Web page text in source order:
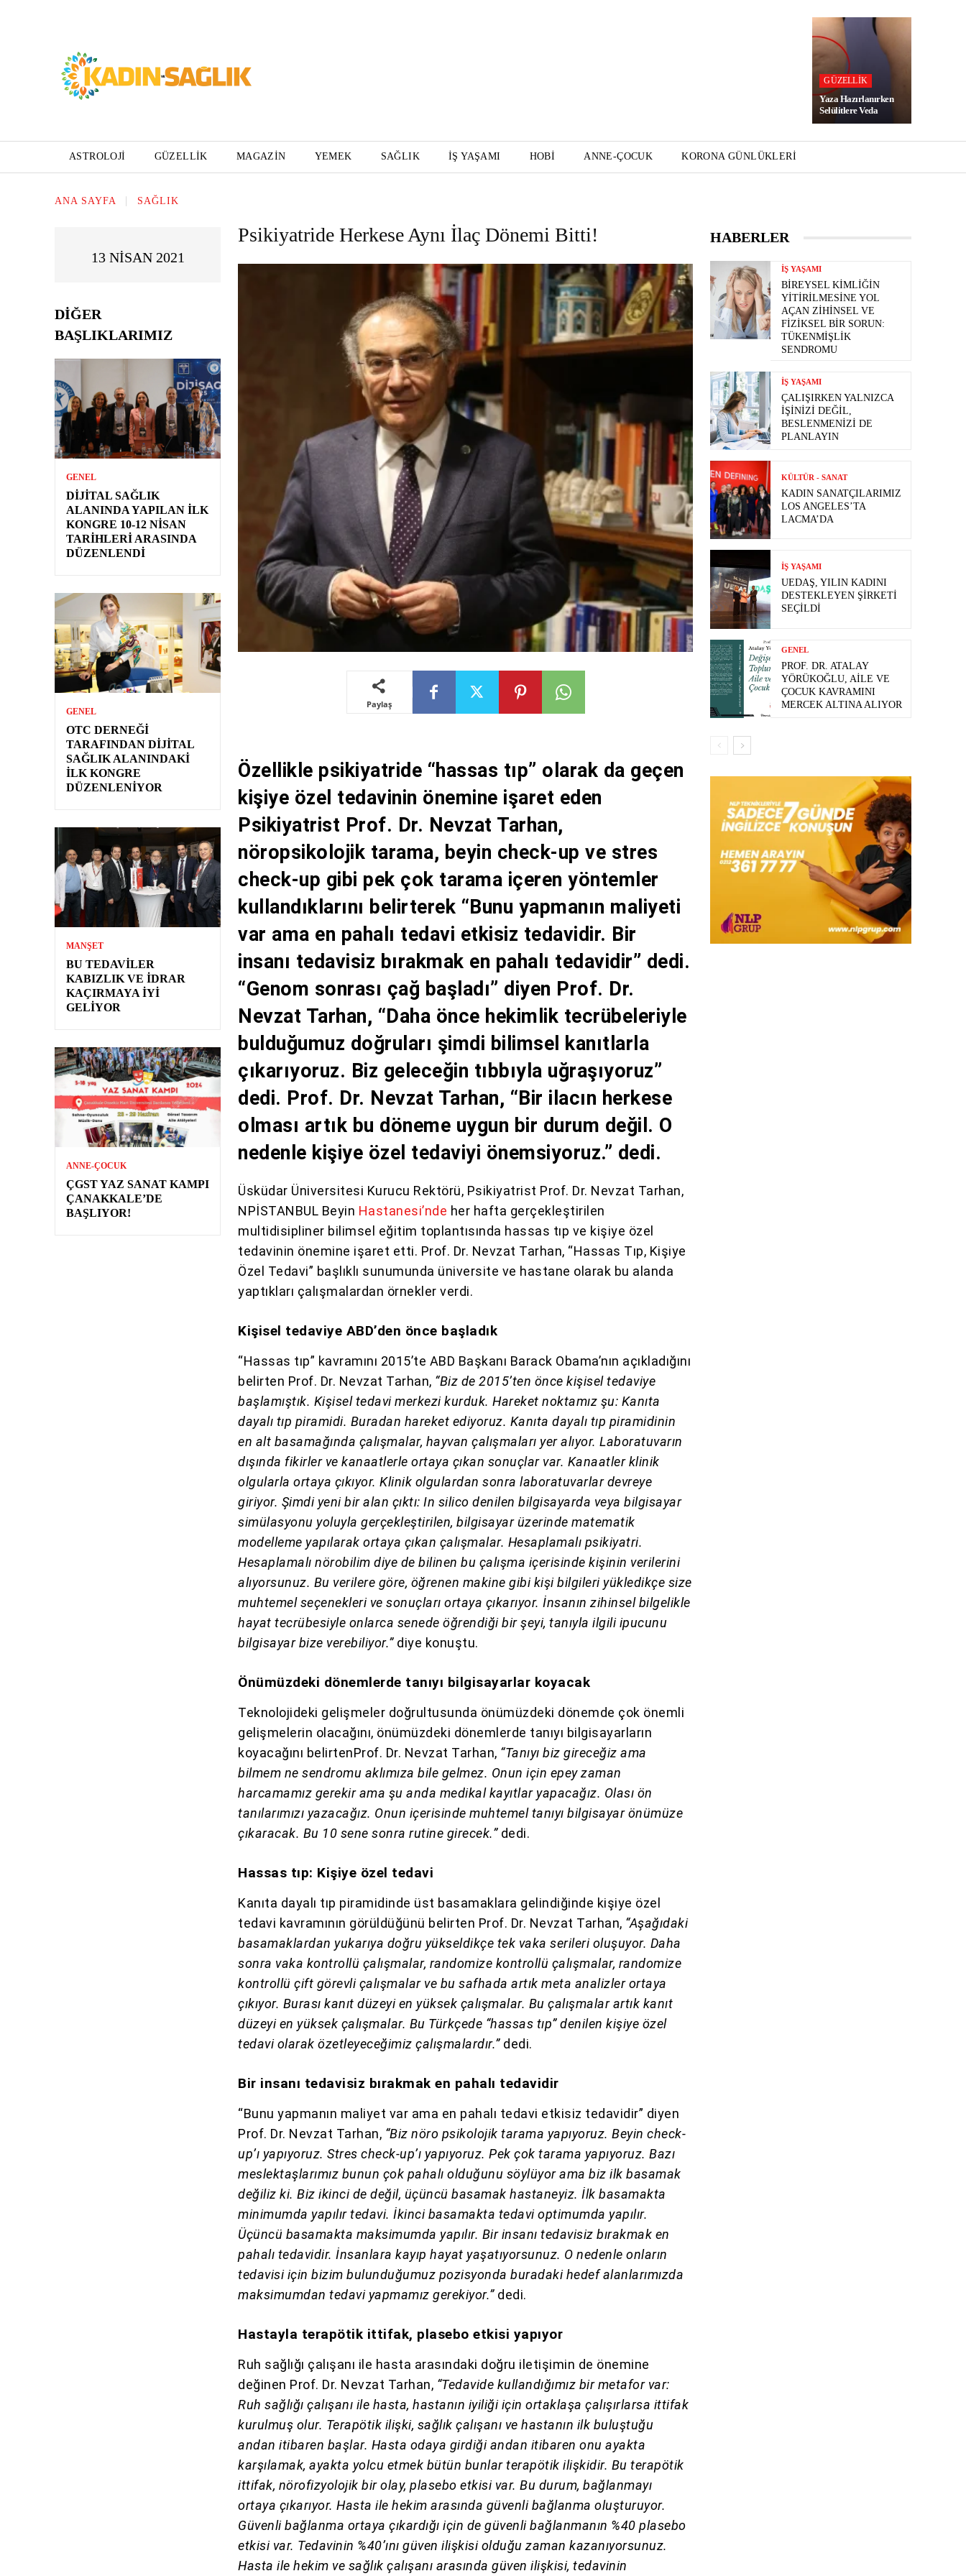
GÜZELLIK
Yaza Hazırlanırken
Selülitlere Veda
ASTROLOJI GÜZELLIK MAGAZIN YEMEK SAĞLIK İŞ YAŞAMI HOBI ANNE-ÇOCUK KORONA GÜNLÜKLERI
ANA SAYFA SAĞLIK
13 NISAN 2021
DIĞER
BAŞLIKLARIMIZ
GENEL
DIJITAL SAĞLIK
ALANINDA YAPILAN İLK
KONGRE 10-12 NISAN
TARIHLERI ARASINDA
DÜZENLENDI
GENEL
OTC DERNEĞI
TARAFINDAN DIJITAL
SAĞLIK ALANINDAKI
İLK KONGRE
DÜZENLENIYOR
MANŞET
BU TEDAVILER
KABIZLIK VE İDRAR
KAÇIRMAYA İYI
GELIYOR
ANNE-ÇOCUK
ÇGST YAZ SANAT KAMPI
ÇANAKKALE’DE
BAŞLIYOR!
Psikiyatride Herkese Aynı İlaç Dönemi Bitti!
Paylaş
Özellikle psikiyatride “hassas tıp” olarak da geçen
kişiye özel tedavinin önemine işaret eden
Psikiyatrist Prof. Dr. Nevzat Tarhan,
nöropsikolojik tarama, beyin check-up ve stres
check-up gibi pek çok tarama içeren yöntemler
kullandıklarını belirterek “Bunu yapmanın maliyeti
var ama en pahalı tedavi etkisiz tedavidir. Bir
insanı tedavisiz bırakmak en pahalı tedavidir” dedi.
“Genom sonrası çağ başladı” diyen Prof. Dr.
Nevzat Tarhan, “Daha önce hekimlik tecrübeleriyle
bulduğumuz doğruları şimdi bilimsel kanıtlarla
çıkarıyoruz. Biz geleceğin tıbbıyla uğraşıyoruz”
dedi. Prof. Dr. Nevzat Tarhan, “Bir ilacın herkese
olması artık bu döneme uygun bir durum değil. O
nedenle kişiye özel tedaviyi önemsiyoruz.” dedi.
Üsküdar Üniversitesi Kurucu Rektörü, Psikiyatrist Prof. Dr. Nevzat Tarhan,
NPİSTANBUL Beyin Hastanesi’nde her hafta gerçekleştirilen
multidisipliner bilimsel eğitim toplantısında hassas tıp ve kişiye özel
tedavinin önemine işaret etti. Prof. Dr. Nevzat Tarhan, “Hassas Tıp, Kişiye
Özel Tedavi” başlıklı sunumunda üniversite ve hastane olarak bu alanda
yaptıkları çalışmalardan örnekler verdi.
Kişisel tedaviye ABD’den önce başladık
“Hassas tıp” kavramını 2015’te ABD Başkanı Barack Obama’nın açıkladığını
belirten Prof. Dr. Nevzat Tarhan, “Biz de 2015’ten önce kişisel tedaviye
başlamıştık. Kişisel tedavi merkezi kurduk. Hareket noktamız şu: Kanıta
dayalı tıp piramidi. Buradan hareket ediyoruz. Kanıta dayalı tıp piramidinin
en alt basamağında çalışmalar, hayvan çalışmaları yer alıyor. Laboratuvarın
dışında fikirler ve kanaatlerle ortaya çıkan sonuçlar var. Kanaatler klinik
olgularla ortaya çıkıyor. Klinik olgulardan sonra laboratuvarlar devreye
giriyor. Şimdi yeni bir alan çıktı: In silico denilen bilgisayarda veya bilgisayar
simülasyonu yoluyla gerçekleştirilen, bilgisayar üzerinde matematik
modelleme yapılarak ortaya çıkan çalışmalar. Hesaplamalı psikiyatri.
Hesaplamalı nörobilim diye de bilinen bu çalışma içerisinde kişinin verilerini
alıyorsunuz. Bu verilere göre, öğrenen makine gibi kişi bilgileri yükledikçe size
muhtemel seçenekleri ve sonuçları ortaya çıkarıyor. İnsanın zihinsel bilgelikle
hayat tecrübesiyle onlarca senede öğrendiği bir şeyi, tanıyla ilgili ipucunu
bilgisayar bize verebiliyor.”diye konuştu.
Önümüzdeki dönemlerde tanıyı bilgisayarlar koyacak
Teknolojideki gelişmeler doğrultusunda önümüzdeki dönemde çok önemli
gelişmelerin olacağını, önümüzdeki dönemlerde tanıyı bilgisayarların
koyacağını belirtenProf. Dr. Nevzat Tarhan, “Tanıyı biz gireceğiz ama
bilmem ne sendromu aklımıza bile gelmez. Onun için epey zaman
harcamamız gerekir ama şu anda medikal kayıtlar yapacağız. Olası ön
tanılarımızı yazacağız. Onun içerisinde muhtemel tanıyı bilgisayar önümüze
çıkaracak. Bu 10 sene sonra rutine girecek.” dedi.
Hassas tıp: Kişiye özel tedavi
Kanıta dayalı tıp piramidinde üst basamaklara gelindiğinde kişiye özel
tedavi kavramının görüldüğünü belirten Prof. Dr. Nevzat Tarhan, “Aşağıdaki
basamaklardan yukarıya doğru yükseldikçe tek vaka serileri oluşuyor. Daha
sonra vaka kontrollü çalışmalar, randomize kontrollü çalışmalar, randomize
kontrollü çift görevli çalışmalar ve bu safhada artık meta analizler ortaya
çıkıyor. Burası kanıt düzeyi en yüksek çalışmalar. Bu çalışmalar artık kanıt
düzeyi en yüksek çalışmalar. Bu Türkçede “hassas tıp” denilen kişiye özel
tedavi olarak özetleyeceğimiz çalışmalardır.”dedi.
Bir insanı tedavisiz bırakmak en pahalı tedavidir
“Bunu yapmanın maliyet var ama en pahalı tedavi etkisiz tedavidir” diyen
Prof. Dr. Nevzat Tarhan, “Biz nöro psikolojik tarama yapıyoruz. Beyin check-
up’ı yapıyoruz. Stres check-up’ı yapıyoruz. Pek çok tarama yapıyoruz. Bazı
meslektaşlarımız bunun çok pahalı olduğunu söylüyor ama biz ilk basamak
değiliz ki. Biz ikinci de değil, üçüncü basamak hastaneyiz. İlk basamakta
minimumda yapılır tedavi. İkinci basamakta tedavi optimumda yapılır.
Üçüncü basamakta maksimumda yapılır. Bir insanı tedavisiz bırakmak en
pahalı tedavidir. İnsanlara kayıp hayat yaşatıyorsunuz. O nedenle onların
tedavisi için bizim bulunduğumuz pozisyonda buradaki hedef alanlarımızda
maksimumdan tedavi yapmamız gerekiyor.” dedi.
Hastayla terapötik ittifak, plasebo etkisi yapıyor
Ruh sağlığı çalışanı ile hasta arasındaki doğru iletişimin de önemine
değinen Prof. Dr. Nevzat Tarhan, “Tedavide kullandığımız bir metafor var:
Ruh sağlığı çalışanı ile hasta, hastanın iyiliği için ortaklaşa çalışırlarsa ittifak
kurulmuş olur. Terapötik ilişki, sağlık çalışanı ve hastanın ilk buluştuğu
andan itibaren başlar. Hasta odaya girdiği andan itibaren onu ayakta
karşılamak, ayakta yolcu etmek bütün bunlar terapötik ilişkidir. Bu terapötik
ittifak, nörofizyolojik bir olay, plasebo etkisi var. Bu durum, bağlanmayı
ortaya çıkarıyor. Hasta ile hekim arasında güvenli bağlanma oluşturuyor.
Güvenli bağlanma ortaya çıkardığı için de güvenli bağlanmanın %40 plasebo
etkisi var. Tedavinin %40’ını güven ilişkisi olduğu zaman kazanıyorsunuz.
Hasta ile hekim ve sağlık çalışanı arasında güven ilişkisi, tedavinin
HABERLER
İŞ YAŞAMI
BIREYSEL KIMLIĞIN
YITIRILMESINE YOL
AÇAN ZIHINSEL VE
FIZIKSEL BIR SORUN:
TÜKENMIŞLIK
SENDROMU
İŞ YAŞAMI
ÇALIŞIRKEN YALNIZCA
İŞINIZI DEĞIL,
BESLENMENIZI DE
PLANLAYIN
KÜLTÜR - SANAT
KADIN SANATÇILARIMIZ
LOS ANGELES’TA
LACMA’DA
İŞ YAŞAMI
UEDAŞ, YILIN KADINI
DESTEKLEYEN ŞIRKETI
SEÇILDI
GENEL
PROF. DR. ATALAY
YÖRÜKOĞLU, AILE VE
ÇOCUK KAVRAMINI
MERCEK ALTINA ALIYOR